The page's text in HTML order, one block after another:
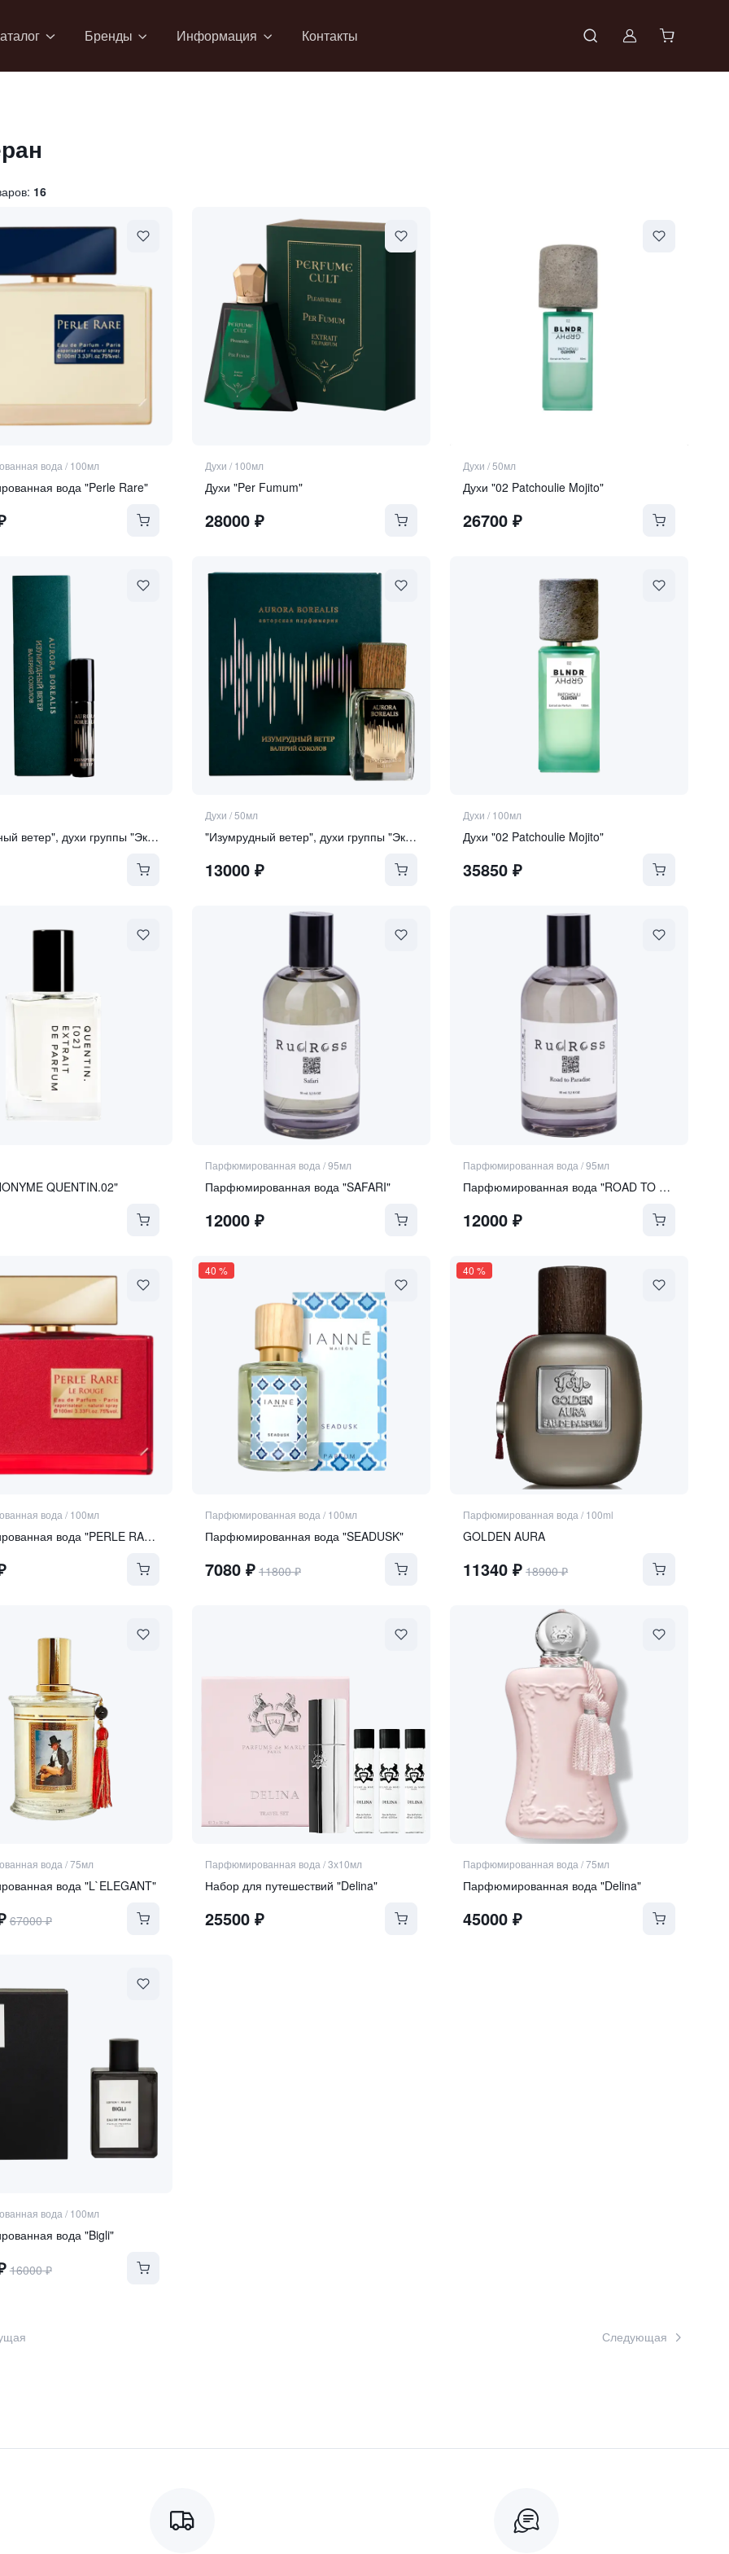
Бренды Информация Контакты Войти в
16
вода / 100мл
вода "Perle Rare"
Духи / 100мл
Духи "Per Fumum"
28000₽
Духи /50мл
Духи "02 Patchoulie Mojito"
26700 ₽
"Изумрудный ветер", духи группы "Экстра"
Духи /50мл
"Изумрудный ветер", духи группы "Экстра"
13000₽
Духи / 100мл
Духи "02 Patchoulie Mojito"
35850 ₽
QUENTIN.02"
Парфюмированная вода /95мл
Парфюмированная вода "SAFARI"
12000₽
Парфюмированная вода /95мл
Парфюмированная вода "ROAD TO PARADISE"
12000 ₽
вода / 100мл
Парфюмированная вода "PERLE RARE LE ROUGE"
40 %
Парфюмированная вода / 100мл
Парфюмированная вода "SEADUSK"
7080₽ 11800₽
40 %
Парфюмированная вода / 100ml
GOLDEN AURA
11340 ₽ 18900₽
вода /75мл
вода "L`ELEGANT"
67000₽
Парфюмированная вода /3х10мл
Набор для путешествий "Delina"
25500₽
Парфюмированная вода /75мл
Парфюмированная вода "Delina"
45000 ₽
вода / 100мл
вода "Bigli"
16000₽
Следующая